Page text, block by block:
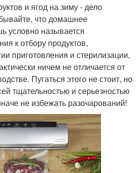
и ягод на зиму - дело
что домашнее
условно называется
к отбору продуктов,
приготовления и стерилизации,
ничем не отличается от
Пугаться этого не стоит, но
тщательностью и серьезностью
не избежать разочарований!